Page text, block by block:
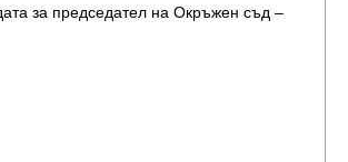
за председател на Окръжен съд –